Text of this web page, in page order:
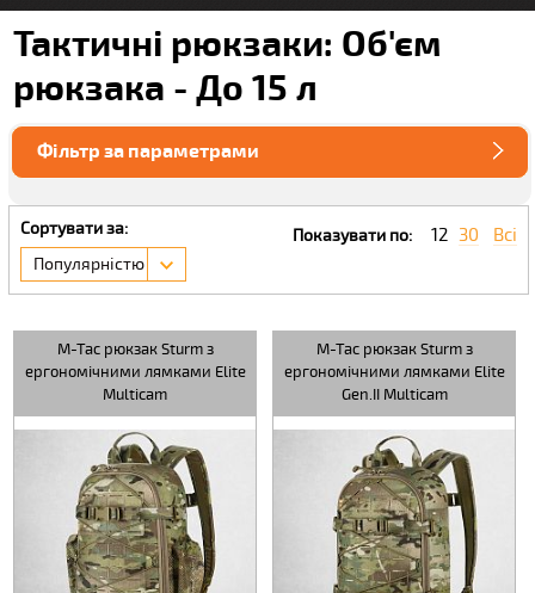
Тактичні рюкзаки: Об'єм
рюкзака - До 15 л
Фільтр за параметрами
Сортувати за:
Популярністю
Показувати по: 12 30 Всі
M-Tac рюкзак Sturm з
ергономічними лямками Elite
Multicam
M-Tac рюкзак Sturm з
ергономічними лямками Elite
Gen.II Multicam